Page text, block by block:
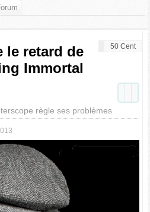
50 Cent
le retard de
Immortal
règle ses problèmes